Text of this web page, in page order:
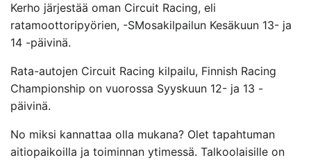
Kerho järjestää oman Circuit Racing, eli
ratamoottoripyörien, -SMosakilpailun Kesäkuun 13- ja
14 -päivinä.
Rata-autojen Circuit Racing kilpailu, Finnish Racing
Championship on vuorossa Syyskuun 12- ja 13 -
päivinä.
No miksi kannattaa olla mukana? Olet tapahtuman
aitiopaikoilla ja toiminnan ytimessä. Talkoolaisille on